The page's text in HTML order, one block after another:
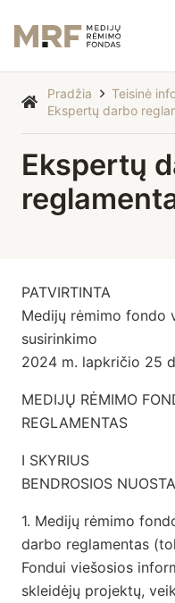
Pradžia
Teisinė
Ekspertų darbo
Ekspertų
PATVIRTINTA
Medijų rėmimo fondo
susirinkimo
2024 m. lapkričio 25
MEDIJŲ RĖMIMO
REGLAMENTAS
I SKYRIUS
BENDROSIOS
1. Medijų rėmimo
darbo reglamentas
Fondui viešosios
skleidėjų projektų,